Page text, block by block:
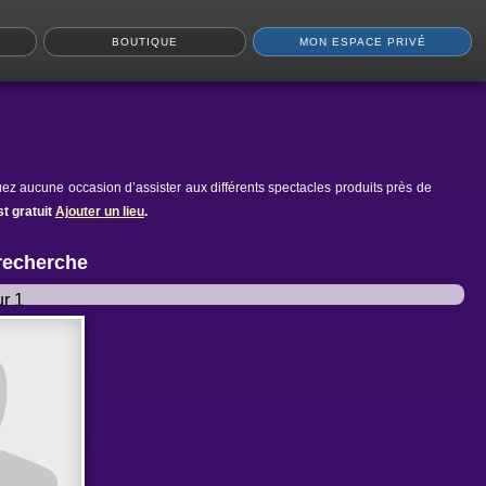
BOUTIQUE MON ESPACE PRIVÉ
aucune occasion d’assister aux différents spectacles produits près de
gratuit Ajouter un lieu.
1